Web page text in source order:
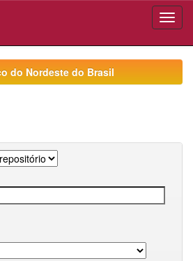
do Nordeste do Brasil